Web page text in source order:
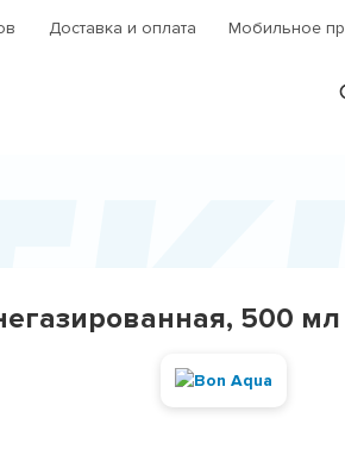
Доставка и оплата Мобильное
500 мл